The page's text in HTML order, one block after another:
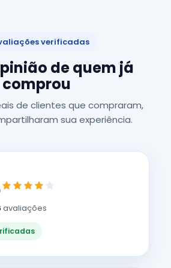
verificadas
de quem já
comprou
de clientes que compraram,
sua experiência.
avaliações